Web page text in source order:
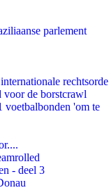
parlement
rechtsorde
voor de borstcrawl
voetbalbonden 'om te
- deel 3